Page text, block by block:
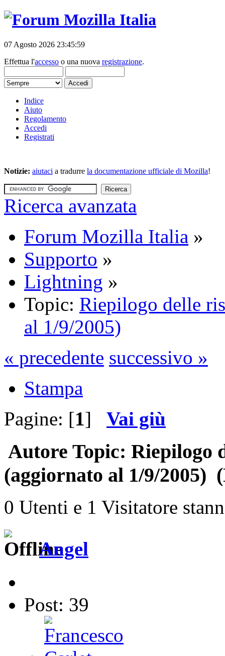
07 Agosto 2026 23:45:59
Effettua l'accesso o una nuova registrazione.
Indice
Aiuto
Regolamento
Accedi
Registrati
Notizie: aiutaci a tradurre la documentazione ufficiale di Mozilla!
Ricerca avanzata
Forum Mozilla Italia »
Supporto »
Lightning »
Topic: Riepilogo delle
al 1/9/2005)
« precedente successivo »
Stampa
Pagine: [1] Vai giù
Autore Topic: Riepilogo
(aggiornato al 1/9/2005)
0 Utenti e 1 Visitatore
Angel
Post: 39